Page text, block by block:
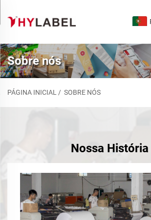
Sobre nós
PÁGINA INICIAL / SOBRE NÓS
Nossa História